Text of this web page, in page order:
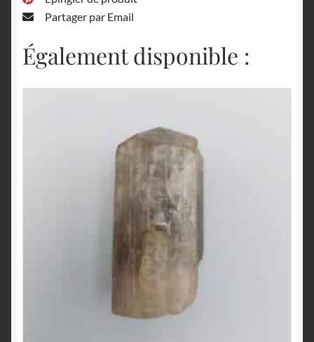
Partager par Email
Également disponible :